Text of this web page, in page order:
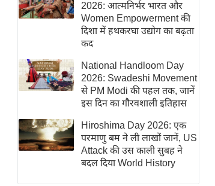
न्यूज ब्रीफ
मनोरंजन जगत
बॉलीवुड
हॉलीवुड
फिल्म समीक्षा
Breaking
News
लाइफस्टाइल
टेक्नॉलॉजी
2026: आत्मनिर्भर भारत और
Women Empowerment की
दिशा में हथकरघा उद्योग का बढ़ता
कद
National Handloom Day
2026: Swadeshi Movement
से PM Modi की पहल तक, जानें
इस दिन का गौरवशाली इतिहास
Hiroshima Day 2026: एक
परमाणु बम ने ली लाखों जानें, US
Attack की उस काली सुबह ने
बदल दिया World History